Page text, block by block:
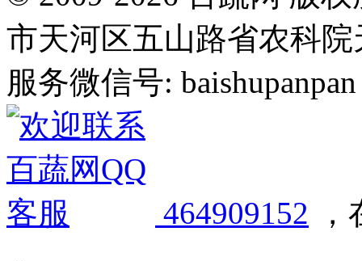
市天河区五山路省农科院
服务微信号:
464909152